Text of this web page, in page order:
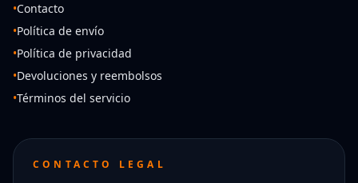
•Contacto
•Política de envío
•Política de privacidad
•Devoluciones y reembolsos
•Términos del servicio
CONTACTO LEGAL